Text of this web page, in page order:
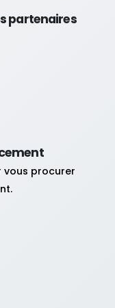
partenaires
vous procurer